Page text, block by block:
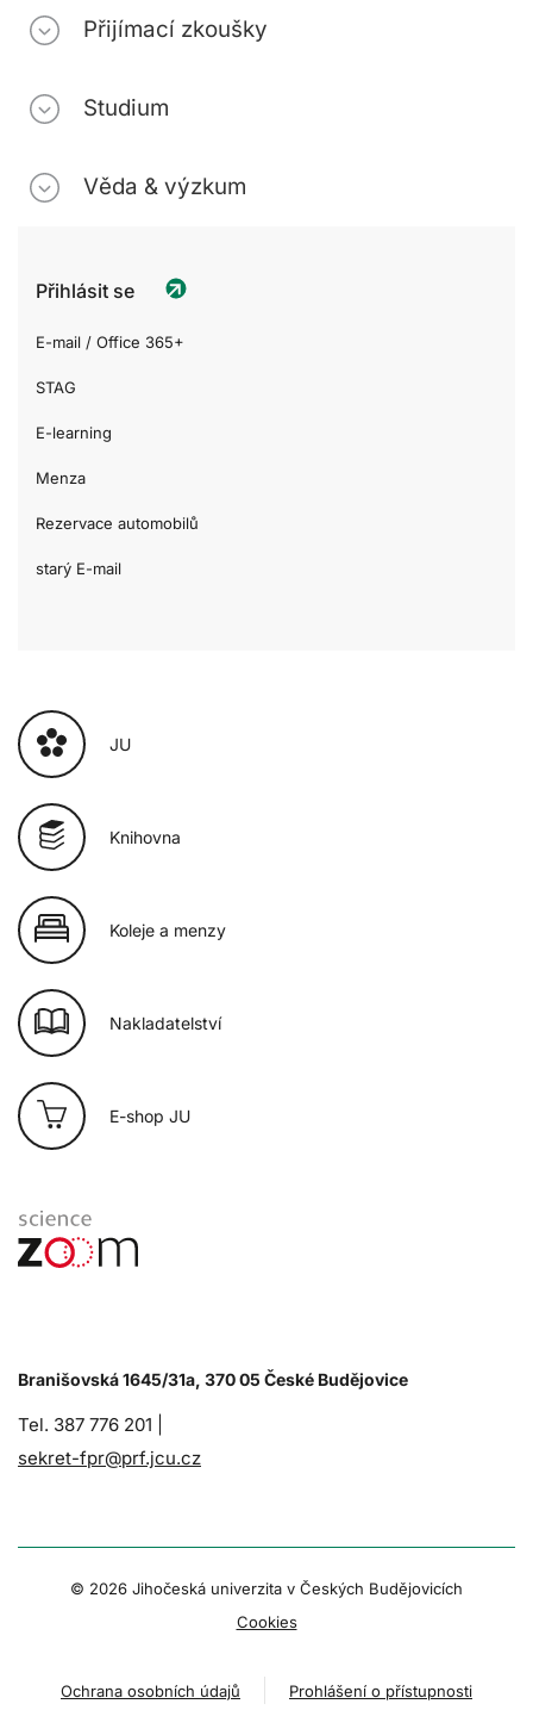
Přijímací zkoušky
Studium
Věda & výzkum
Přihlásit se
E-mail / Office 365+
STAG
E-learning
Menza
Rezervace automobilů
starý E-mail
JU
Knihovna
Koleje a menzy
Nakladatelství
E-shop JU
Branišovská 1645/31a, 370 05 České Budějovice
Tel. 387 776 201 |
sekret-fpr@prf.jcu.cz
© 2026 Jihočeská univerzita v Českých Budějovicích
Cookies
Ochrana osobních údajů Prohlášení o přístupnosti